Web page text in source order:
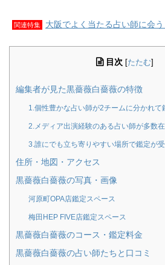
関連特集 大阪でよく当たる占い師に会う
目次 たたむ
編集者が見た黒薔薇白薔薇の特徴
1.個性豊かな占い師が2チームに分かれて
2.メディア出演経験のある占い師が多数
3.誰にでも立ち寄りやすい場所で鑑定が
住所・地図・アクセス
黒薔薇白薔薇の写真・画像
河原町OPA店鑑定スペース
梅田HEP FIVE店鑑定スペース
黒薔薇白薔薇のコース・鑑定料金
黒薔薇白薔薇の占い師たちと口コミ